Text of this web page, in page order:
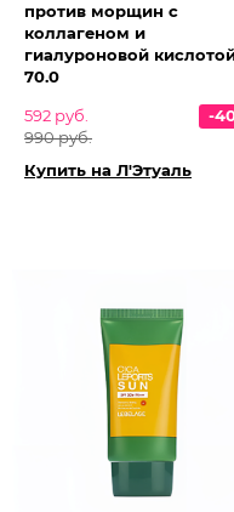
против морщин с
коллагеном и
гиалуроновой
70.0
592 руб.
990 руб.
-
Купить на Л'Этуаль